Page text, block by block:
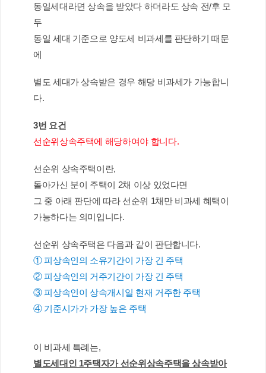
동일세대라면 상속을 받았다 하더라도 상속 전/후 모
두
동일 세대 기준으로 양도세 비과세를 판단하기 때문
에
별도 세대가 상속받은 경우 해당 비과세가 가능합니
다.
3번 요건
선순위상속주택에 해당하여야 합니다.
선순위 상속주택이란,
돌아가신 분이 주택이 2채 이상 있었다면
그 중 아래 판단에 따라 선순위 1채만 비과세 혜택이
가능하다는 의미입니다.
선순위 상속주택은 다음과 같이 판단합니다.
① 피상속인의 소유기간이 가장 긴 주택
② 피상속인의 거주기간이 가장 긴 주택
③ 피상속인이 상속개시일 현재 거주한 주택
④ 기준시가가 가장 높은 주택
이 비과세 특례는,
별도세대인 1주택자가 선순위상속주택을 상속받아